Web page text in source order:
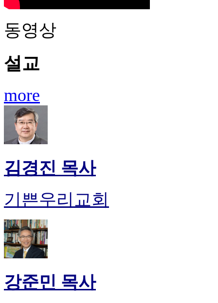
동영상
설교
more
김경진 목사
기쁜우리교회
강준민 목사